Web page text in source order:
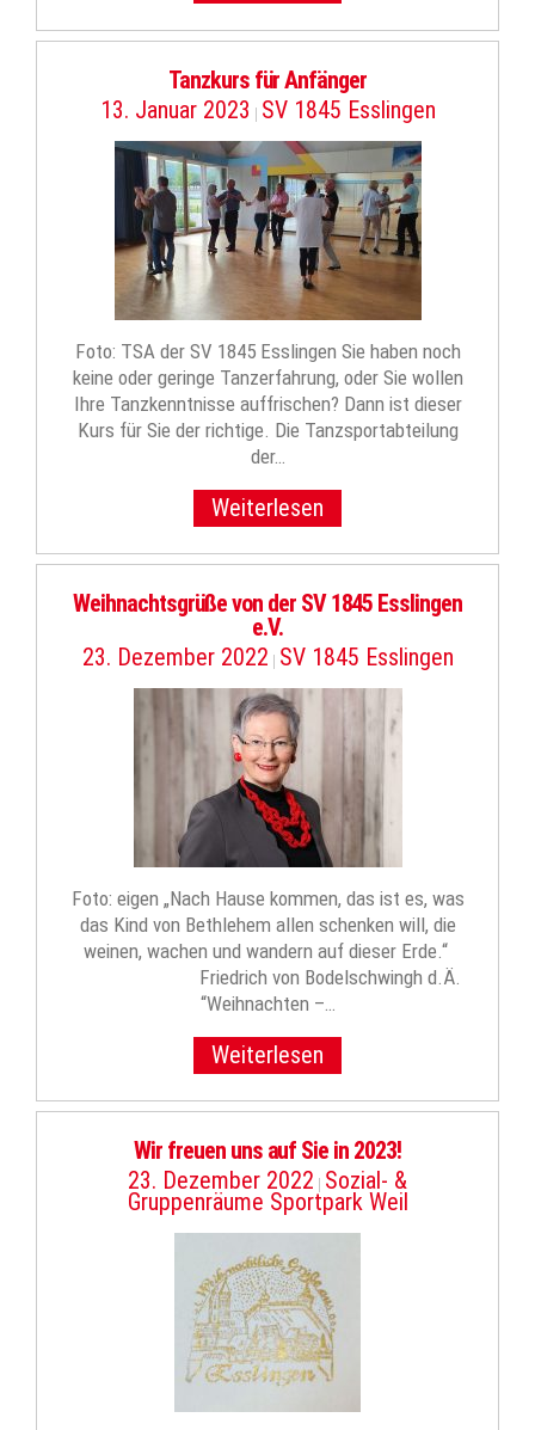
Tanzkurs für Anfänger
13. Januar 2023 | SV 1845 Esslingen
Foto: TSA der SV 1845 Esslingen Sie haben noch
keine oder geringe Tanzerfahrung, oder Sie wollen
Ihre Tanzkenntnisse auffrischen? Dann ist dieser
Kurs für Sie der richtige. Die Tanzsportabteilung
der…
Weiterlesen
Weihnachtsgrüße von der SV 1845 Esslingen
e.V.
23. Dezember 2022 | SV 1845 Esslingen
Foto: eigen „Nach Hause kommen, das ist es, was
das Kind von Bethlehem allen schenken will, die
weinen, wachen und wandern auf dieser Erde.“
Friedrich von Bodelschwingh d.Ä.
“Weihnachten –…
Weiterlesen
Wir freuen uns auf Sie in 2023!
23. Dezember 2022 | Sozial- &
Gruppenräume Sportpark Weil